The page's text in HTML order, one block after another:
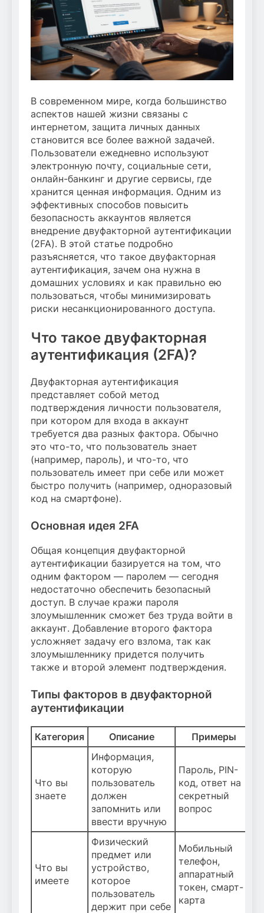
В современном мире, когда большинство
аспектов нашей жизни связаны с
интернетом, защита личных данных
становится все более важной задачей.
Пользователи ежедневно используют
электронную почту, социальные сети,
онлайн-банкинг и другие сервисы, где
хранится ценная информация. Одним из
эффективных способов повысить
безопасность аккаунтов является
внедрение двуфакторной аутентификации
(2FA). В этой статье подробно
разъясняется, что такое двуфакторная
аутентификация, зачем она нужна в
домашних условиях и как правильно ею
пользоваться, чтобы минимизировать
риски несанкционированного доступа.
Что такое двуфакторная
аутентификация (2FA)?
Двуфакторная аутентификация
представляет собой метод
подтверждения личности пользователя,
при котором для входа в аккаунт
требуется два разных фактора. Обычно
это что-то, что пользователь знает
(например, пароль), и что-то, что
пользователь имеет при себе или может
быстро получить (например, одноразовый
код на смартфоне).
Основная идея 2FA
Общая концепция двуфакторной
аутентификации базируется на том, что
одним фактором — паролем — сегодня
недостаточно обеспечить безопасный
доступ. В случае кражи пароля
злоумышленник сможет без труда войти в
аккаунт. Добавление второго фактора
усложняет задачу его взлома, так как
злоумышленнику придется получить
также и второй элемент подтверждения.
Типы факторов в двуфакторной
аутентификации
Категория Описание Примеры
Что вы
знаете
Информация,
которую
пользователь
должен
запомнить или
ввести вручную
Пароль, PIN-
код, ответ на
секретный
вопрос
Что вы
имеете
Физический
предмет или
устройство,
которое
пользователь
держит при себе
Мобильный
телефон,
аппаратный
токен, смарт-
карта